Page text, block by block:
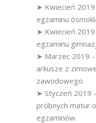
➤ Kwiecień 2019
egzaminu
➤ Kwiecień 2019
egzaminu
➤ Marzec 2019
arkusze z
zawodowego.
➤ Styczeń 2019
próbnych matur
egzaminów.